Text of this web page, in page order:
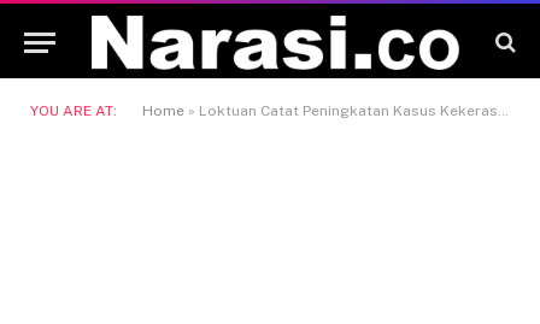
YOU ARE AT: Home » Loktuan Catat Peningkatan Kasus Kekerasan Anak, Pemkot Bontang Siapkan Langkah Khusus